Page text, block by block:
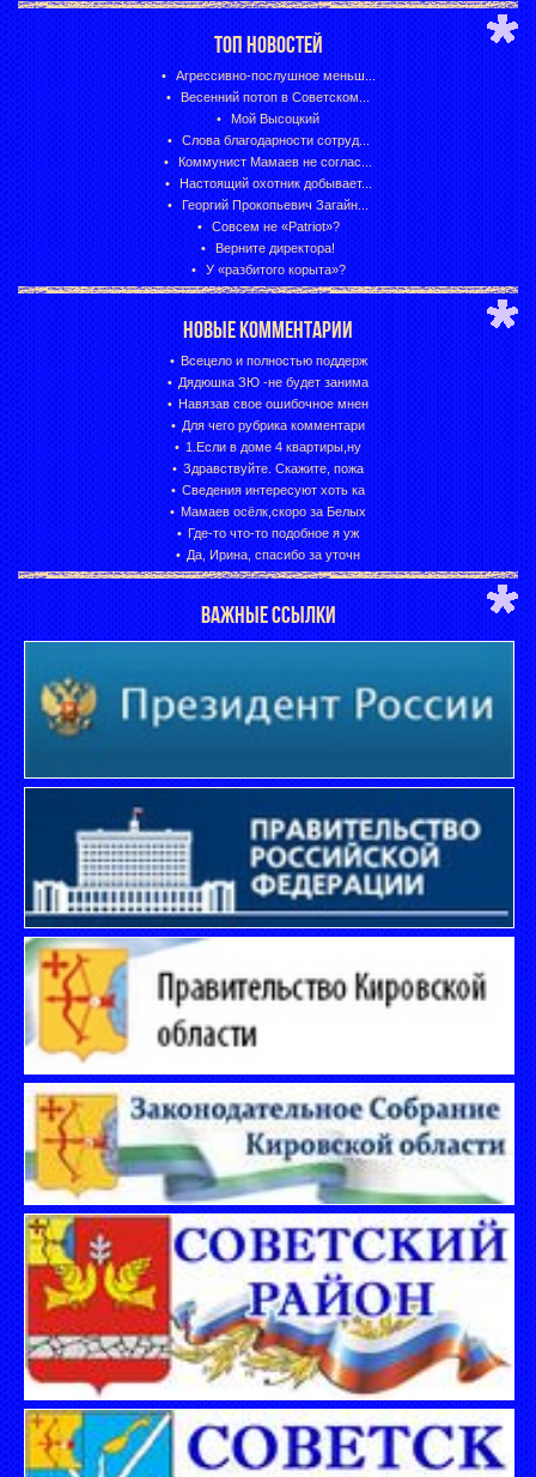
ТОП НОВОСТЕЙ
Агрессивно-послушное меньш...
Весенний потоп в Советском...
Мой Высоцкий
Слова благодарности сотруд...
Коммунист Мамаев не соглас...
Настоящий охотник добывает...
Георгий Прокопьевич Загайн...
Совсем не «Patriot»?
Верните директора!
У «разбитого корыта»?
НОВЫЕ КОММЕНТАРИИ
Всецело и полностью поддерж
Дядюшка ЗЮ -не будет занима
Навязав свое ошибочное мнен
Для чего рубрика комментари
1.Если в доме 4 квартиры,ну
Здравствуйте. Скажите, пожа
Сведения интересуют хоть ка
Мамаев осёлк,скоро за Белых
Где-то что-то подобное я уж
Да, Ирина, спасибо за уточн
ВАЖНЫЕ ССЫЛКИ